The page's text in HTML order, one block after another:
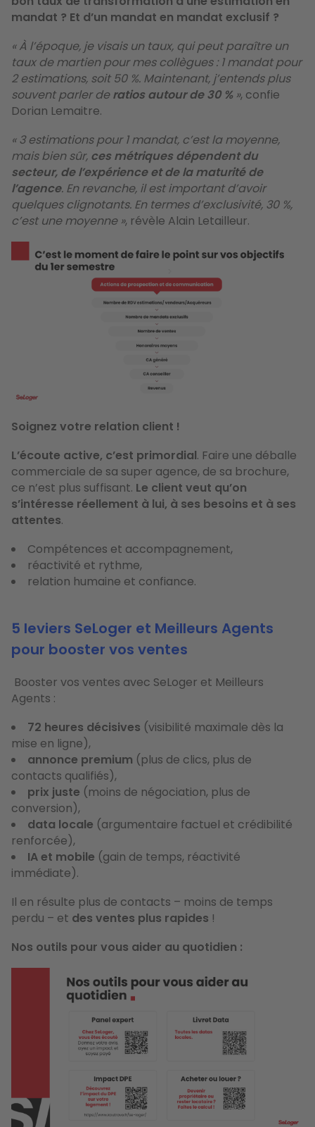
mandat ? Et d’un mandat en mandat exclusif ?
« À l’époque, je visais un taux, qui peut paraître un
taux de martien pour mes collègues : 1 mandat pour
2 estimations, soit 50 %. Maintenant, j’entends plus
souvent parler deratios autour de 30 % », confie
Dorian Lemaitre.
« 3 estimations pour 1 mandat, c’est la moyenne,
mais bien sûr, ces métriques dépendent du
secteur, de l’expérience et de la maturité de
l’agence. En revanche, il est important d’avoir
quelques clignotants. En termes d’exclusivité, 30 %,
c’est une moyenne », révèle Alain Letailleur.
Soignez votre relation client !
L’écoute active, c’est primordial. Faire une déballe
commerciale de sa super agence, de sa brochure,
ce n’est plus suffisant. Le client veut qu’on
s’intéresse réellement à lui, à ses besoins et à ses
attentes.
Compétences et accompagnement,
réactivité et rythme,
relation humaine et confiance.
5 leviers SeLoger et Meilleurs Agents
pour booster vos ventes
Booster vos ventes avec SeLoger et Meilleurs
Agents :
72 heures décisives (visibilité maximale dès la
mise en ligne),
annonce premium (plus de clics, plus de
contacts qualifiés),
prix juste (moins de négociation, plus de
conversion),
data locale (argumentaire factuel et crédibilité
renforcée),
IA et mobile (gain de temps, réactivité
immédiate).
Il en résulte plus de contacts – moins de temps
perdu – et des ventes plus rapides !
Nos outils pour vous aider au quotidien :